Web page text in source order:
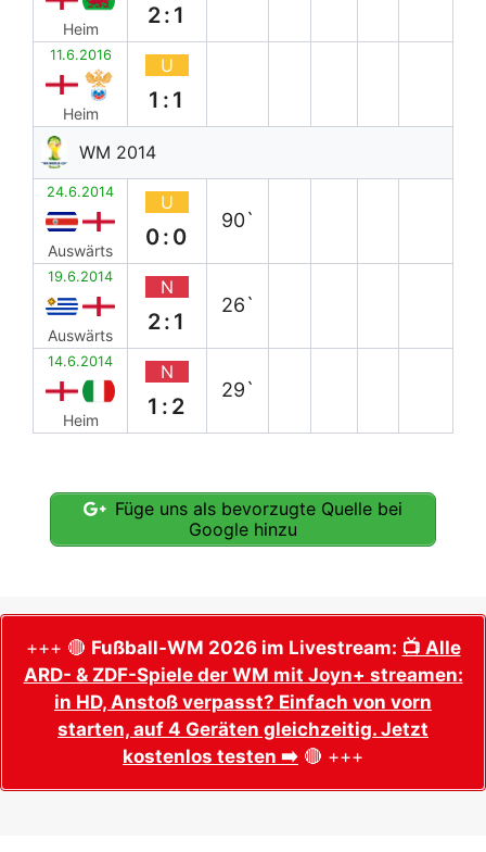
Heim
2:1
11.6.2016
Heim
U
1:1
WM 2014
24.6.2014
Auswärts
U
0:0
90`
19.6.2014
Auswärts
N
2:1
26`
14.6.2014
Heim
N
1:2
29`
Füge uns als bevorzugte Quelle bei
Google hinzu
+++ 🔴 Fußball-WM 2026 im Livestream: 📺 Alle
ARD- & ZDF-Spiele der WM mit Joyn+ streamen:
in HD, Anstoß verpasst? Einfach von vorn
starten, auf 4 Geräten gleichzeitig. Jetzt
kostenlos testen ➡️ 🔴 +++